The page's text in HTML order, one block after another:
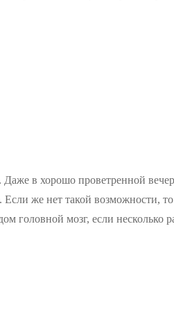
в хорошо проветренной
же нет такой возможности,
головной мозг, если несколько